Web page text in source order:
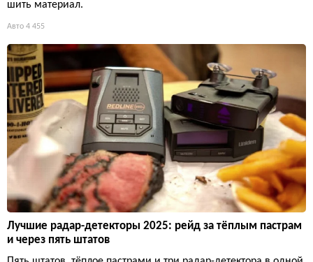
шить материал.
Авто 4 455
Лучшие радар-детекторы 2025: рейд за тёплым пастрам
и через пять штатов